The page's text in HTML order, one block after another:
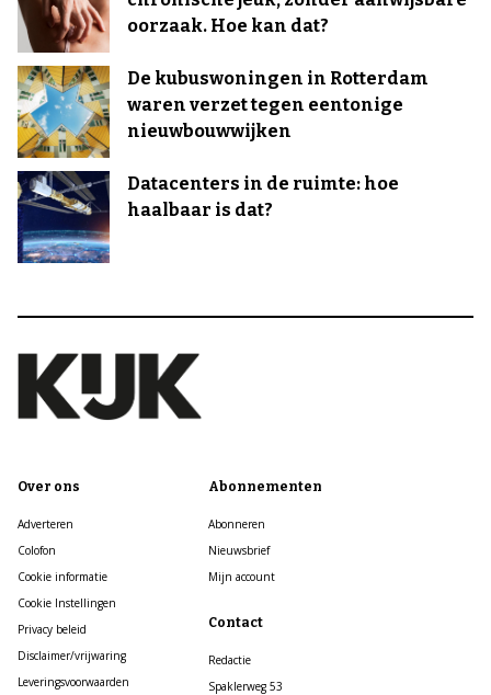
oorzaak. Hoe kan dat?
De kubuswoningen in Rotterdam
waren verzet tegen eentonige
nieuwbouwwijken
Datacenters in de ruimte: hoe
haalbaar is dat?
Over ons
Adverteren
Colofon
Cookie informatie
Cookie Instellingen
Privacy beleid
Disclaimer/vrijwaring
Leveringsvoorwaarden
Abonnementen
Abonneren
Nieuwsbrief
Mijn account
Contact
Redactie
Spaklerweg 53